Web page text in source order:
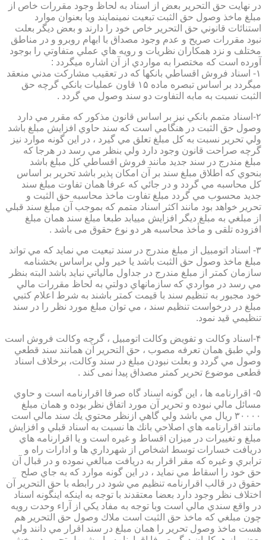
در نهايت حق التحرير بعض از اسناد به لحاظ وجود مقررات خاص از
مبلغ ماخذ وصول حق الثبت تبعيت نمينمايند ويا بعنوان موارد
استنائات قانوني حق التحرير خاص خود را دارند و بعض ديگر بعلت
نبود مقررات صريح و عدم وجود مصداق با ابهام روبرو و در مناطق
مختلف و نزد همكاران نظريات و رويه هاي عملي متفاوتي را بوجود
آورده است كه مختصرا به مواردي از آن اشاره ميگردد :
۱- اسناد فروش اقساطي بانكها كه در تعقيب مشاركت مدني منعقد
ميگردد بر اساس تبصره ماده ۱۵ قاون عمليات بانكي گرچه حق
الثبت نسبت به مابه التفاوت دو سند وصول مي گردد .
۲-اسناد متمم بانكي نيز بر اساس قانون مذكور كه مقرر مي دارد
وصول حق الثبت در هنگامي است كه سند حاوي افزايش مبلغ باشد
ولي تحرير نسبت به كل مبلغ تعلق مي گيرد ، در اين گونه موارد نيز
گرچه صراحت قانون وجود دارد ولي بنظر مي رسد در هرجا كه
مبلغ مندرج در سند جديد مانند فروش اقساطي كل مبلغ باشد
بنحوي كه اطلاق مبلغ سند بر آن امكان پذير باشد تحرير بر اساس
كل محاسبه مي گردد و در جائي كه عرفا همان تفاوت مبلغ سند
جديد محسوب مي گردد مبلغ تفاوت ماخذ محاسبه حق الثبت و
تحرير خواهد بود مانند اكثر اسناد متمم كه بموجب آن مبلغ سند قبلي
از مبلغي به مبلغ ديگر افزايش مييابد طبعا مبلغ سند همان مبلغ
افزوده تلقی و مأخذ محاسبه هر دو نوع حقوق می باشد .
۳- اسناد اتومبيل از مبلغ مندرج در سند تبعيت مي نمايد كه مي تواند
مبلغ ماخذ وصول حق الثبت باشد يا خير ولي براساس بخشنامه
سازمان كمتر از مبلغ مندرج در جداول مالياتي نبايد باشد البته بنظر
مي رسد در مواردي كه سازمانهاي دولتي به لحاظ مقررات مالي
خود مجبور به تنظيم سند با قيمت كمتر باشند به شرط اعلام كتبي
مبلغ در درخواست تنظيم سند ، مي توان مبلغ مورد نظر را در سند
تنظيمي قيد نمود.
۴-اسناد وكالت و تفويض وكالت اتومبيل ، گرچه وكالت فروش است
ولي طبق همان تعرفه مصوب ، حق التحرير آن همانند سند قطعي
وصول مي گردد و بعلت نبودن مبلغ در سند وكالت، برخلاف اسناد
قطعی موضوع تحریر کمتر مصداق پیدا نمی کند .
۵- اقرارنامه ها ، اين گونه اسناد گاه صرفا اقرارنامه است و حاوي
مسائل مالي نبوده و تحرير آن مورد اتفاق نظر بوده و همان مبلغ
۳۰۰۰۰ ريال مي باشد ولي گاهي ازنظر محتوي يك سند مالي است
مانند اقرارنامه هاي اصلاحي بانك ها نسبت به اسناد قبلي و افزايش
مبلغ و تغييرات در ميزان اقساط و غيره است و يا اقرارنامه هاي
دريافت خسارات توسط اشخاص از شهرداري ها و ادارات راه و
ترابري و غيره كه مقر اقرار به دريافت مبالغي نموده و در قبال آن
حق خود را اسقاط مي نمايد ، در اين گونه موارد كه به جاي صلح
حقوق در قالب اقرارنامه تنظيم مي شود در رابطه با حق التحرير آن
اختلاف نظر وجود دارد بعضا معتقدند با توجه به اينكه اينگونه اسناد
در واقع سندي مالي است وبا توجه به مفاد يكي از آراء وحدت رويه
چون مبلغي كه ماخذ حق الثبت است ملاك وصول حق التحرير هم
هست ماخذ وصول تحرير را همان مبلغ در سند اقرار مي دانند ولي